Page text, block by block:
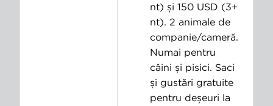
nt) și 150 USD (3+
nt). 2 animale de
companie/cameră.
Numai pentru
câini și pisici. Saci
și gustări gratuite
pentru deșeuri la